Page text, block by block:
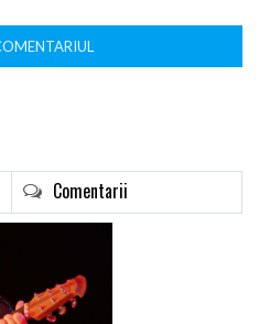
Comentarii